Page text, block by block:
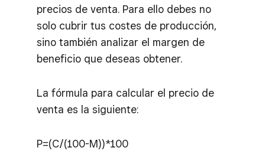
precios de venta. Para ello debes no
solo cubrir tus costes de producción,
sino también analizar el margen de
beneficio que deseas obtener.
La fórmula para calcular el precio de
venta es la siguiente:
P=(C/(100-M))*100